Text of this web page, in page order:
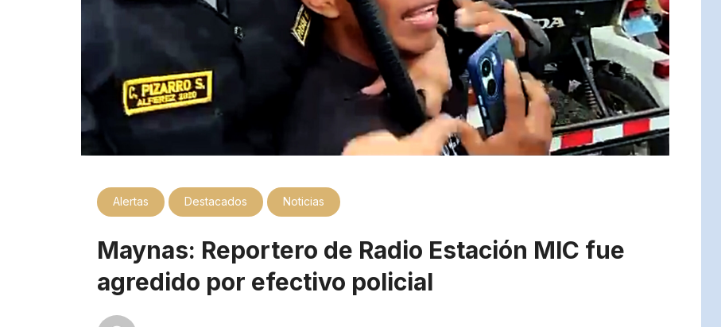
Alertas Destacados Noticias
Maynas: Reportero de Radio Estación MIC fue
agredido por efectivo policial